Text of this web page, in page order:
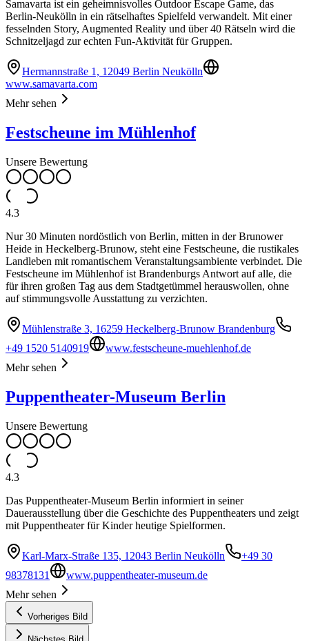
Samavarta ist ein geheimnisvolles Outdoor Escape Game, das
Berlin-Neukölln in ein rätselhaftes Spielfeld verwandelt. Mit einer
fesselnden Story, Augmented Reality und über 40 Rätseln wird die
Schnitzeljagd zur echten Fun-Aktivität für Gruppen.
Hermannstraße 1, 12049 Berlin Neukölln
www.samavarta.com
Mehr sehen
Festscheune im Mühlenhof
Unsere Bewertung
4.3
Nur 30 Minuten nordöstlich von Berlin, mitten in der Brunower
Heide in Heckelberg-Brunow, steht eine Festscheune, die rustikales
Landleben mit romantischem Veranstaltungsambiente verbindet. Die
Festscheune im Mühlenhof ist Brandenburgs Antwort auf alle, die
für ihren großen Tag aus dem Stadtgetümmel herauswollen, ohne
auf stimmungsvolle Ausstattung zu verzichten.
Mühlenstraße 3, 16259 Heckelberg-Brunow Brandenburg
+49 1520 5140919
www.festscheune-muehlenhof.de
Mehr sehen
Puppentheater-Museum Berlin
Unsere Bewertung
4.3
Das Puppentheater-Museum Berlin informiert in seiner
Dauerausstellung über die Geschichte des Puppentheaters und zeigt
mit Puppentheater für Kinder heutige Spielformen.
Karl-Marx-Straße 135, 12043 Berlin Neukölln
+49 30
98378131
www.puppentheater-museum.de
Mehr sehen
Vorheriges Bild